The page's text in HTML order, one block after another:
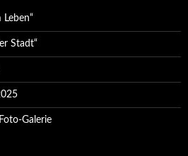
Stadt“
Galerie